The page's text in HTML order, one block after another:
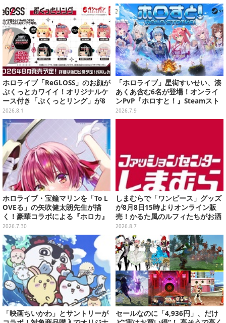
ホロライブ「ReGLOSS」のお顔が
ぷくっとカワイイ！オリジナルケ
ース付き「ぷくっとリング」が8
月発売
2026.8.1
「ホロライブ」星街すいせい、湊
あくあ含む6名が登場！オンライ
ンPvP『ホロすと！』Steamスト
アページ公開、プレイテスター募
集開始
2026.7.9
ホロライブ・宝鐘マリンを「To L
OVEる」の矢吹健太朗先生が描
く！豪華コラボによる『ホロカ』
限定カードがお披露目
2026.7.30
しまむらで「ワンピース」グッズ
が8月8日15時よりオンライン販
売！かるた風のルフィたちがお洒
落なバッグや、チョッパーが可愛
いサンダルも
2026.8.7
「映画ちいかわ」とサントリーが
セールなのに「4,936円」、だけ